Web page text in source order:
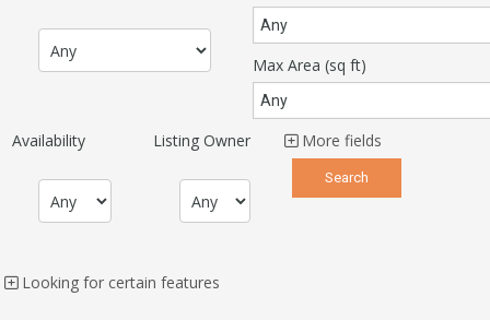
Max Area (sq ft)
Availability Listing Owner More fields
Looking for certain features